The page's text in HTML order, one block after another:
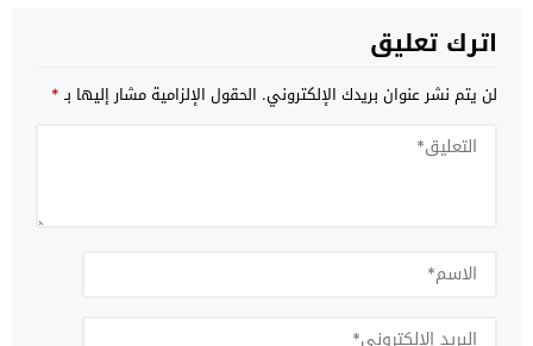
اترك تعليق
لن يتم نشر عنوان بريدك الإلكتروني. الحقول الإلزامية مشار إليها بـ*